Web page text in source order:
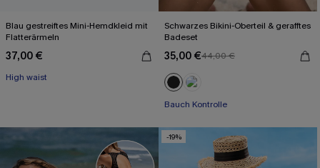
Blau gestreiftes Mini-Hemdkleid mit
Flatterärmeln
37,00 €
High waist
Schwarzes Bikini-Oberteil & gerafftes
Badeset
35,00 €44,00 €
Bauch Kontrolle
-19%